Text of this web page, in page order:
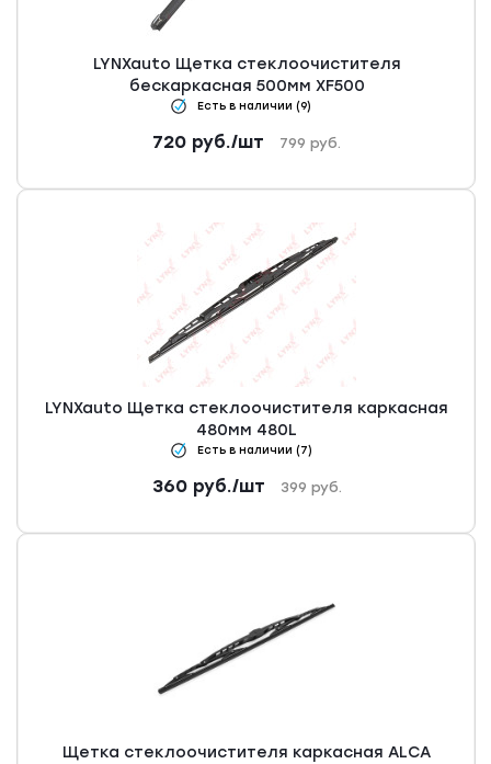
LYNXauto Щетка стеклоочистителя
бескаркасная 500мм XF500
Есть в наличии (9)
720 руб./шт 799 руб.
LYNXauto Щетка стеклоочистителя каркасная
480мм 480L
Есть в наличии (7)
360руб./шт 399 руб.
Щетка стеклоочистителя каркасная ALCA